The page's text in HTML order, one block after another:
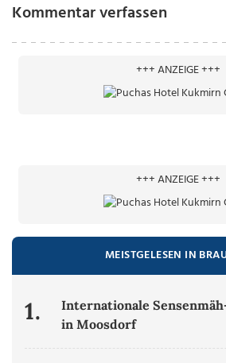
Kommentar verfassen
+++ ANZEIGE +++
+++ ANZEIGE +++
MEISTGELESEN IN
1.
Internationale
in Moosdorf